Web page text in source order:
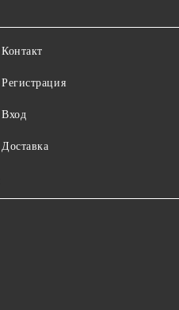
Контакт
Регистрация
Вход
Доставка